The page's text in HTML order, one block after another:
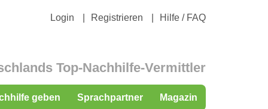
Login Registrieren Hilfe / FAQ
Top-Nachhilfe-Vermittler
geben Sprachpartner Magazin